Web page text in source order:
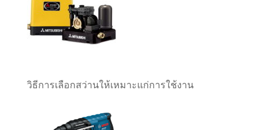
วิธีการเลือกสว่านให้เหมาะแก่การใช้งาน